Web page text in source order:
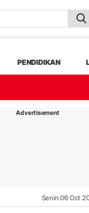
PENDIDIKAN
Advertisement
Senin 06 Oct